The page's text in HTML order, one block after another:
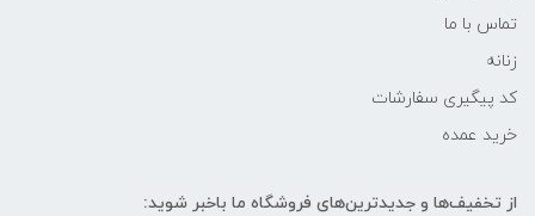
تماس با ما
زنانه
کد پیگیری سفارشات
خرید عمده
از تخفیف‌ها و جدیدترین‌های فروشگاه ما باخبر شوید: